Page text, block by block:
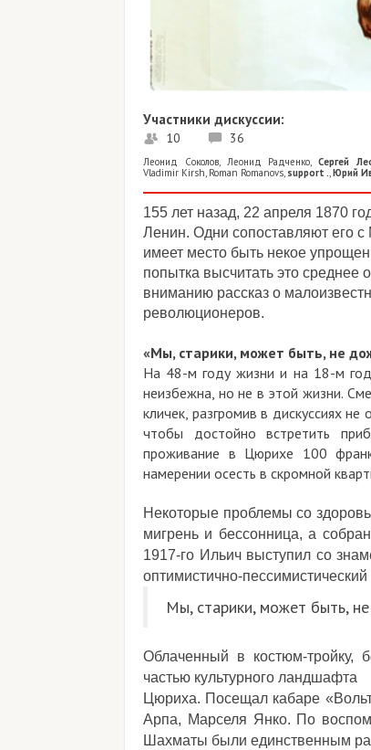
Участники дискуссии:
10 36
Леонид Соколов, Леонид Радченко,Сергей
Vladimir Kirsh, Roman Romanovs, support .,Юрий
155 лет назад, 22 апреля 1870
Ленин. Одни сопоставляют его
имеет место быть некое
попытка высчитать это
вниманию рассказ о
революционеров.
«Мы, старики, может быть, не
На 48-м году жизни и на 18-м
неизбежна, но не в этой жизни.
кличек, разгромив в дискуссиях
чтобы достойно встретить
проживание в Цюрихе 100
намерении осесть в скромной
Некоторые проблемы со
мигрень и бессонница, а
1917-го Ильич выступил со
оптимистично-пессимистический
Мы, старики, может быть,
Облаченный в костюм-тройку,
частью культурного ландшафта
Цюриха. Посещал кабаре
Арпа, Марселя Янко. По
Шахматы были единственным